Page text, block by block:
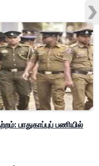
பாதுகாப்புப் பணியில்